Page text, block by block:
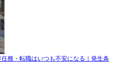
務・転職はいつも不安になる｜発生条